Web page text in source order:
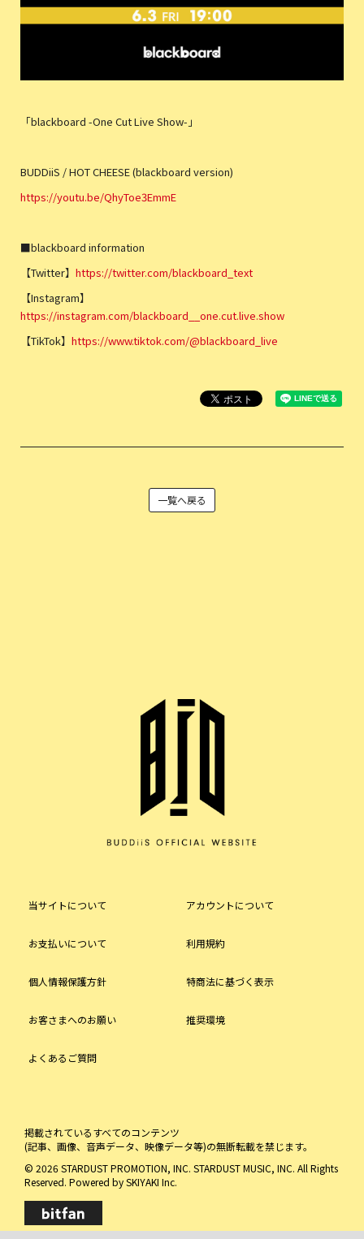
「blackboard -One Cut Live Show-」
BUDDiiS / HOT CHEESE (blackboard version)
https://youtu.be/QhyToe3EmmE
■blackboard information
【Twitter】 https://twitter.com/blackboard_text
【Instagram】
https://instagram.com/blackboard__one.cut.live.show
【TikTok】 https://www.tiktok.com/@blackboard_live
一覧へ戻る
当サイトについて アカウントについて
お支払いについて 利用規約
個人情報保護方針 特商法に基づく表示
お客さまへのお願い 推奨環境
よくあるご質問
掲載されているすべてのコンテンツ
(記事、画像、音声データ、映像データ等)の無断転載を禁じます。
© 2026 STARDUST PROMOTION, INC. STARDUST MUSIC, INC. All Rights
Reserved. Powered bySKIYAKI Inc.